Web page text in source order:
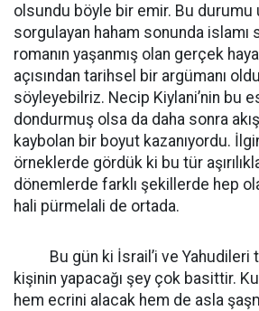
olsundu böyle bir emir. Bu durumu
sorgulayan haham sonunda islamı
romanın yaşanmış olan gerçek
açısından tarihsel bir argümanı
söyleyebilriz. Necip Kiylani’nin bu
dondurmuş olsa da daha sonra
kaybolan bir boyut kazanıyordu.
örneklerde gördük ki bu tür
dönemlerde farklı şekillerde hep
hali pürmelali de ortada.
Bu gün ki İsrail’i ve Yahudileri
kişinin yapacağı şey çok basittir.
hem ecrini alacak hem de asla